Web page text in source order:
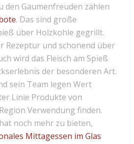
den Gaumenfreuden zählen
. Das sind große
über Holzkohle gegrillt.
Rezeptur und schonend über
wird das Fleisch am Spieß
der besonderen Art.
sein Team legen Wert
Linie Produkte von
Verwendung finden.
noch mehr zu bieten,
Mittagessen im Glas